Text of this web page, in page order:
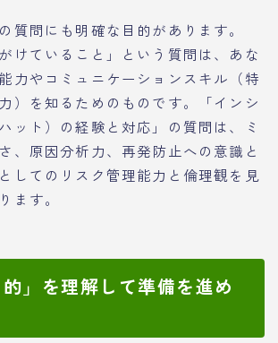
質問にも明確な目的があります。
けていること」という質問は、あな
力やコミュニケーションスキル（特
）を知るためのものです。「インシ
ット）の経験と対応」の質問は、ミ
、原因分析力、再発防止への意識と
してのリスク管理能力と倫理観を見
ます。
」を理解して準備を進め